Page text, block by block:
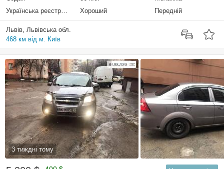
Українська реєстрація
Хороший Передній
Львів, Львівська обл.
468 км від м. Київ
3 тиждні тому